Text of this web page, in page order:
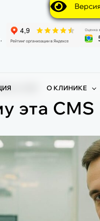
О КЛИНИКЕ
эта CMS
эта CMS